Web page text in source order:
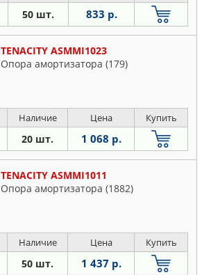
50 шт. 833 р.
TENACITY ASMMI1023
Опора амортизатора (179)
Наличие Цена Купить
20 шт. 1 068 р.
TENACITY ASMMI1011
Опора амортизатора (1882)
Наличие Цена Купить
50 шт. 1 437 р.